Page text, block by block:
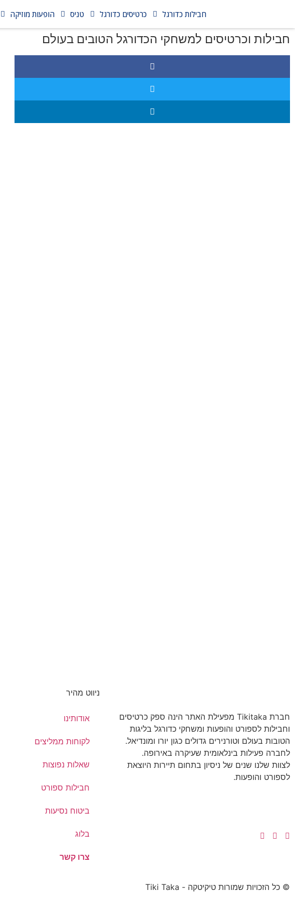
חבילות כדורגל כרטיסים כדורגל טניס הופעות מוזיקה
חבילות וכרטיסים למשחקי הכדורגל הטובים בעולם
חברת Tikitaka מפעילת האתר הינה ספק כרטיסים
וחבילות לספורט והופעות ומשחקי כדורגל בליגות
הטובות בעולם וטורנירים גדולים כגון יורו ומונדיאל.
לחברה פעילות בינלאומית שעיקרה באירופה.
לצוות שלנו שנים של ניסיון בתחום תיירות היוצאת
לספורט והופעות.
ניווט מהיר
אודותינו
לקוחות ממליצים
שאלות נפוצות
חבילות ספורט
ביטוח נסיעות
בלוג
צרו קשר
© כל הזכויות שמורות טיקיטקה - Tiki Taka